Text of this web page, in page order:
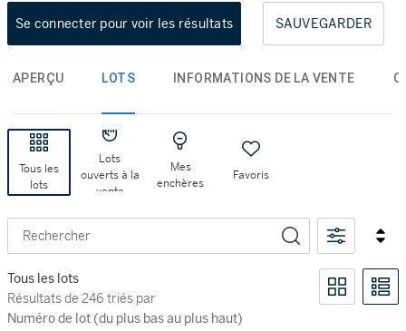
Se connecter pour voir les résultats SAUVEGARDER
APERÇU LOTS INFORMATIONS DE LA VENTE
Tous les
lots
Lots
ouverts à la
vente
Mes
enchères
Favoris
Rechercher
Tous les lots
Résultats de 246 triés par Numéro de lot (du plus bas au
Résultats de 246 triés par
Numéro de lot (du plus bas au plus haut)